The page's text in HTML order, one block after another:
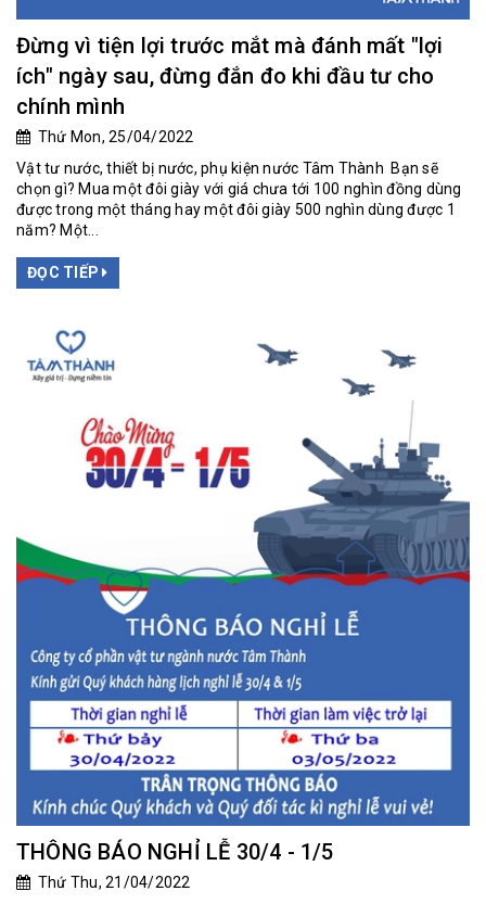
Đừng vì tiện lợi trước mắt mà đánh mất "lợi
ích" ngày sau, đừng đắn đo khi đầu tư cho
chính mình
Thứ Mon, 25/04/2022
Vật tư nước, thiết bị nước, phụ kiện nước Tâm Thành Bạn sẽ
chọn gì? Mua một đôi giày với giá chưa tới 100 nghìn đồng dùng
được trong một tháng hay một đôi giày 500 nghìn dùng được 1
năm? Một...
ĐỌC TIẾP
THÔNG BÁO NGHỈ LỄ 30/4 - 1/5
Thứ Thu, 21/04/2022